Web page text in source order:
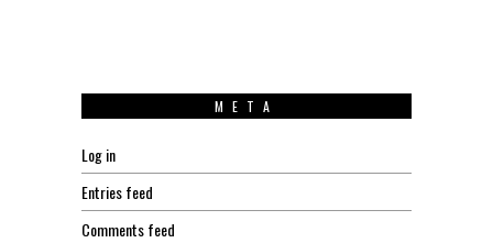
META
Log in
Entries feed
Comments feed